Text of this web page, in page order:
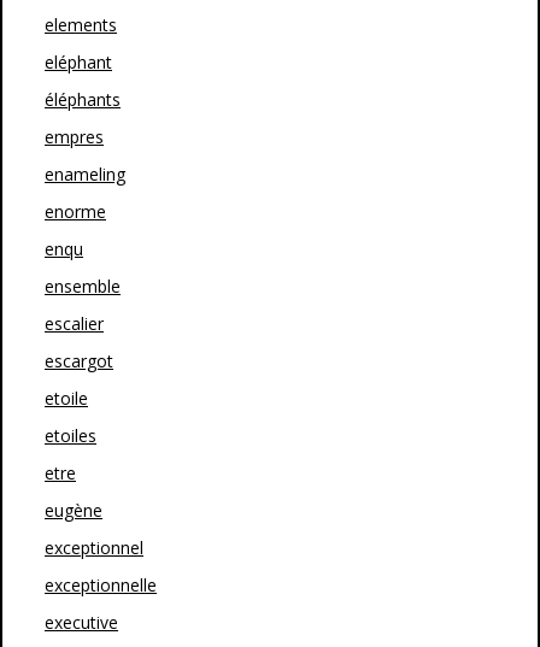
elements
eléphant
éléphants
empres
enameling
enorme
enqu
ensemble
escalier
escargot
etoile
etoiles
etre
eugène
exceptionnel
exceptionnelle
executive